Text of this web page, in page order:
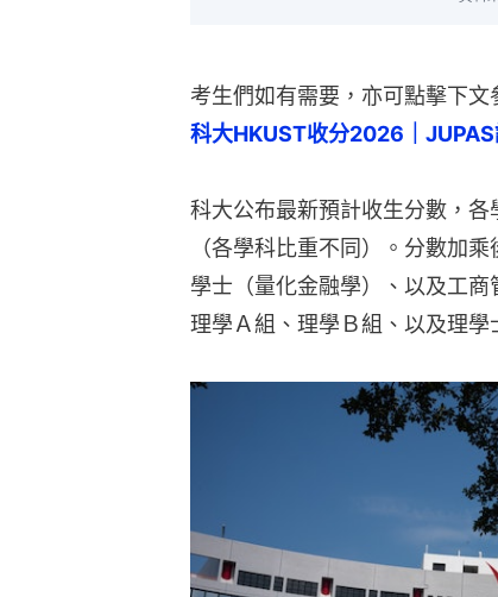
考生們如有需要，亦可點擊下文
科大HKUST收分2026｜
科大公布最新預計收生分數，
（各學科比重不同）。分數加
學士（量化金融學）、以及工
理學Ａ組、理學Ｂ組、以及理學